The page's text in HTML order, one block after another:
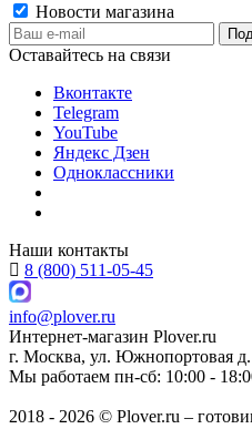
Новости магазина
Оставайтесь на связи
Вконтакте
Telegram
YouTube
Яндекс Дзен
Одноклассники
Наши контакты
8 (800) 511-05-45
info@plover.ru
Интернет-магазин Plover.ru
г. Москва, ул. Южнопортовая д.
Мы работаем пн-сб: 10:00 -
2018 - 2026 © Plover.ru –